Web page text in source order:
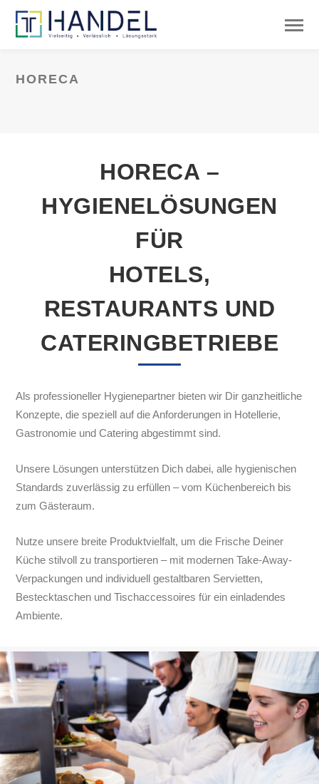
HORECA
HORECA –
HYGIENELÖSUNGEN
FÜR
HOTELS,
RESTAURANTS UND
CATERINGBETRIEBE
Als professioneller Hygienepartner bieten wir Dir ganzheitliche
Konzepte, die speziell auf die Anforderungen in Hotellerie,
Gastronomie und Catering abgestimmt sind.
Unsere Lösungen unterstützen Dich dabei, alle hygienischen
Standards zuverlässig zu erfüllen – vom Küchenbereich bis
zum Gästeraum.
Nutze unsere breite Produktvielfalt, um die Frische Deiner
Küche stilvoll zu transportieren – mit modernen Take-Away-
Verpackungen und individuell gestaltbaren Servietten,
Bestecktaschen und Tischaccessoires für ein einladendes
Ambiente.